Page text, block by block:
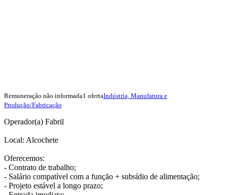
Remuneração não informada1 ofertaIndústria, Manufatura e
Produção/Fabricação
Operador(a) Fabril
Local: Alcochete
Oferecemos:
- Contrato de trabalho;
- Salário compatível com a função + subsídio de alimentação;
- Projeto estável a longo prazo;